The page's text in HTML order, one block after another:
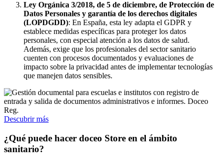
Ley Orgánica 3/2018, de 5 de diciembre, de Protección de
Datos Personales y garantía de los derechos digitales
(LOPDGDD): En España, esta ley adapta el GDPR y
establece medidas específicas para proteger los datos
personales, con especial atención a los datos de salud.
Además, exige que los profesionales del sector sanitario
cuenten con procesos documentados y evaluaciones de
impacto sobre la privacidad antes de implementar tecnologías
que manejen datos sensibles.
Descubrir más
¿Qué puede hacer doceo Store en el ámbito
sanitario?